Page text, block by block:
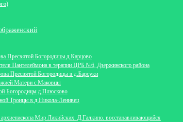
Пресвятой Богородицы д.Карцово
Пантелеймона в терапии ЦРБ №6, Дзержинского района
Пресвятой Богородицы в д.Барсуки
Матери с.Маковцы
Богородицы д.Плюсково
Троицы в д.Никола-Ленивец
Мир Ликийских. Д.Галкино. восстанавливающийся